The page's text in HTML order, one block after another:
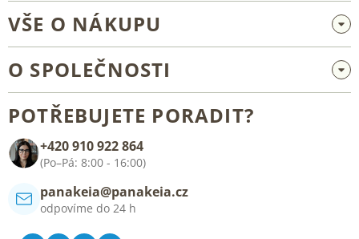
VŠE O NÁKUPU
Velkoobchod a spolupráce
Všeobecné obchodní podmínky
O SPOLEČNOSTI
Kontakt
POTŘEBUJETE PORADIT?
+420 910 922 864
(Po–Pá: 8:00 - 16:00)
panakeia@panakeia.cz
odpovíme do 24 h